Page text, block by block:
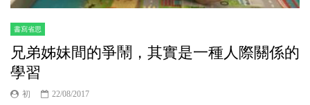
書寫省思
兄弟姊妹間的爭鬧，其實是一種人際關係的
學習
初 22/08/2017